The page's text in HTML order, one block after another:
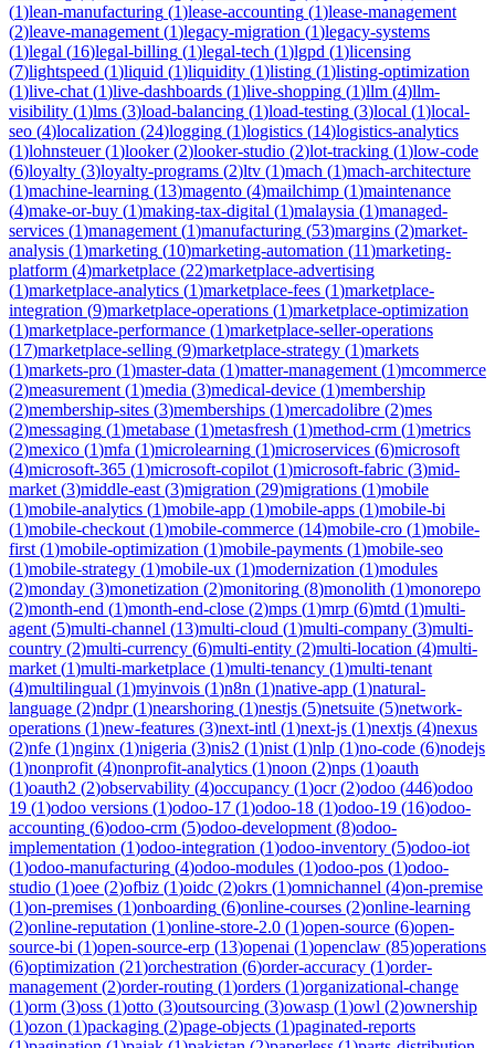
(1)lean-manufacturing (1)lease-accounting (1)lease-management
(2)leave-management (1)legacy-migration (1)legacy-systems
(1)legal (16)legal-billing (1)legal-tech (1)lgpd (1)licensing
(7)lightspeed (1)liquid (1)liquidity (1)listing (1)listing-optimization
(1)live-chat (1)live-dashboards (1)live-shopping (1)llm (4)llm-
visibility (1)lms (3)load-balancing (1)load-testing (3)local (1)local-
seo (4)localization (24)logging (1)logistics (14)logistics-analytics
(1)lohnsteuer(1)looker(2)looker-studio (2)lot-tracking (1)low-code
(6)loyalty (3)loyalty-programs (2)ltv (1)mach (1)mach-architecture
(1)machine-learning (13)magento (4)mailchimp (1)maintenance
(4)make-or-buy (1)making-tax-digital (1)malaysia (1)managed-
services (1)management (1)manufacturing (53)margins (2)market-
analysis (1)marketing (10)marketing-automation (11)marketing-
platform (4)marketplace (22)marketplace-advertising
(1)marketplace-analytics (1)marketplace-fees (1)marketplace-
integration (9)marketplace-operations (1)marketplace-optimization
(1)marketplace-performance (1)marketplace-seller-operations
(17)marketplace-selling (9)marketplace-strategy (1)markets
(1)markets-pro (1)master-data (1)matter-management (1)mcommerce
(2)measurement (1)media (3)medical-device (1)membership
(2)membership-sites (3)memberships (1)mercadolibre (2)mes
(2)messaging (1)metabase (1)metasfresh (1)method-crm (1)metrics
(2)mexico (1)mfa (1)microlearning (1)microservices (6)microsoft
(4)microsoft-365 (1)microsoft-copilot (1)microsoft-fabric (3)mid-
market (3)middle-east (3)migration (29)migrations (1)mobile
(1)mobile-analytics (1)mobile-app (1)mobile-apps (1)mobile-bi
(1)mobile-checkout (1)mobile-commerce (14)mobile-cro (1)mobile-
first (1)mobile-optimization (1)mobile-payments (1)mobile-seo
(1)mobile-strategy (1)mobile-ux (1)modernization (1)modules
(2)monday (3)monetization (2)monitoring (8)monolith (1)monorepo
(2)month-end (1)month-end-close (2)mps (1)mrp (6)mtd (1)multi-
agent (5)multi-channel (13)multi-cloud (1)multi-company (3)multi-
country (2)multi-currency (6)multi-entity (2)multi-location (4)multi-
market (1)multi-marketplace (1)multi-tenancy (1)multi-tenant
(4)multilingual (1)myinvois (1)n8n (1)native-app (1)natural-
language (2)ndpr(1)nearshoring (1)nestjs (5)netsuite (5)network-
operations (1)new-features (3)next-intl (1)next-js (1)nextjs (4)nexus
(2)nfe (1)nginx (1)nigeria (3)nis2 (1)nist (1)nlp (1)no-code (6)nodejs
(1)nonprofit (4)nonprofit-analytics (1)noon (2)nps (1)oauth
(1)oauth2 (2)observability (4)occupancy (1)ocr(2)odoo (446)odoo
19 (1)odoo versions (1)odoo-17 (1)odoo-18 (1)odoo-19 (16)odoo-
accounting (6)odoo-crm (5)odoo-development (8)odoo-
implementation (1)odoo-integration (1)odoo-inventory (5)odoo-iot
(1)odoo-manufacturing (4)odoo-modules (1)odoo-pos (1)odoo-
studio (1)oee (2)ofbiz (1)oidc (2)okrs (1)omnichannel (4)on-premise
(1)on-premises (1)onboarding (6)online-courses (2)online-learning
(2)online-reputation (1)online-store-2.0 (1)open-source (6)open-
source-bi (1)open-source-erp (13)openai (1)openclaw (85)operations
(6)optimization (21)orchestration (6)order-accuracy (1)order-
management (2)order-routing (1)orders (1)organizational-change
(1)orm (3)oss (1)otto (3)outsourcing (3)owasp (1)owl (2)ownership
(1)ozon (1)packaging (2)page-objects (1)paginated-reports